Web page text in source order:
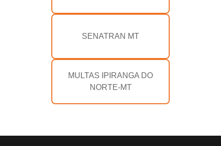
SENATRAN MT
MULTAS IPIRANGA DO
NORTE-MT